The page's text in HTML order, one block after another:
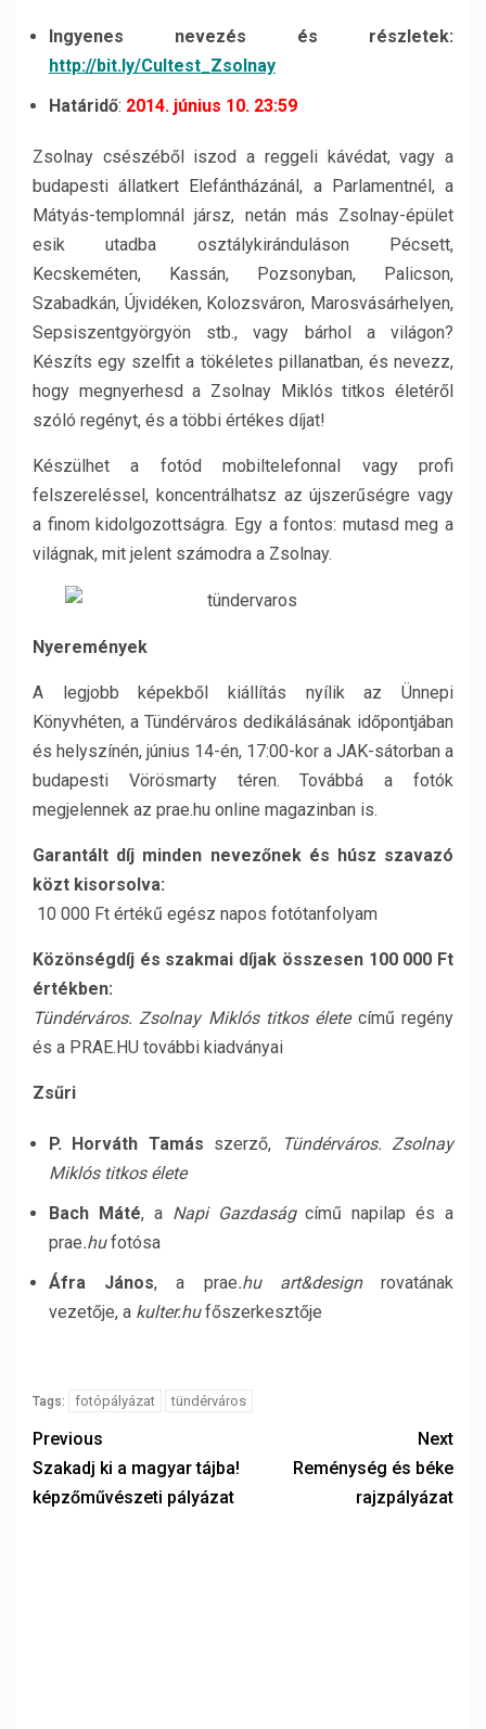
Ingyenes nevezés és részletek:
http://bit.ly/Cultest_Zsolnay
Határidő: 2014. június 10. 23:59
Zsolnay csészéből iszod a reggeli kávédat, vagy a
budapesti állatkert Elefántházánál, a Parlamentnél, a
Mátyás-templomnál jársz, netán más Zsolnay-épület
esik utadba osztálykiránduláson Pécsett,
Kecskeméten, Kassán, Pozsonyban, Palicson,
Szabadkán, Újvidéken, Kolozsváron, Marosvásárhelyen,
Sepsiszentgyörgyön stb., vagy bárhol a világon?
Készíts egy szelfit a tökéletes pillanatban, és nevezz,
hogy megnyerhesd a Zsolnay Miklós titkos életéről
szóló regényt, és a többi értékes díjat!
Készülhet a fotód mobiltelefonnal vagy profi
felszereléssel, koncentrálhatsz az újszerűségre vagy
a finom kidolgozottságra. Egy a fontos: mutasd meg a
világnak, mit jelent számodra a Zsolnay.
Nyeremények
A legjobb képekből kiállítás nyílik az Ünnepi
Könyvhéten, a Tündérváros dedikálásának időpontjában
és helyszínén, június 14-én, 17:00-kor a JAK-sátorban a
budapesti Vörösmarty téren. Továbbá a fotók
megjelennek az prae.hu online magazinban is.
Garantált díj minden nevezőnek és húsz szavazó
közt kisorsolva:
10 000 Ft értékű egész napos fotótanfolyam
Közönségdíj és szakmai díjak összesen 100 000 Ft
értékben:
Tündérváros. Zsolnay Miklós titkos életecímű regény
és a PRAE.HU további kiadványai
Zsűri
P. Horváth Tamás szerző,
Tündérváros. Zsolnay
Miklós titkos élete
Bach Máté, a Napi Gazdaságcímű napilap és a
prae.hufotósa
Áfra János, a prae.hu art&designrovatának
vezetője, a kulter.hufőszerkesztője
Tags: fotópályázat tündérváros
Previous
Szakadj ki a magyar tájba!
képzőművészeti pályázat
Next
Reménység és béke
rajzpályázat